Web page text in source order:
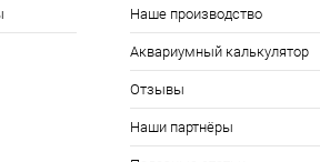
Наше производство
Аквариумный калькулятор
Отзывы
Наши партнёры